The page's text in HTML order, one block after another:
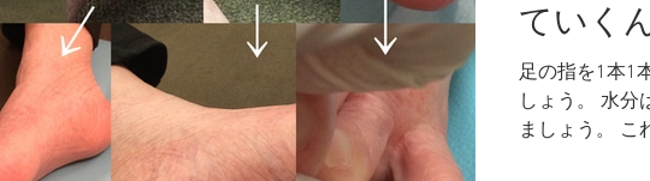
ていく
足の指を1本1
しょう。 水分
ましょう。 こ